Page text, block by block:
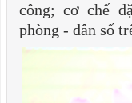
công; cơ chế
phòng - dân số